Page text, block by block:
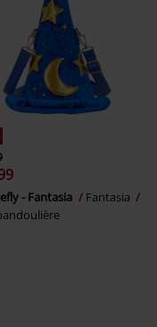
- Fantasia
Fantasia